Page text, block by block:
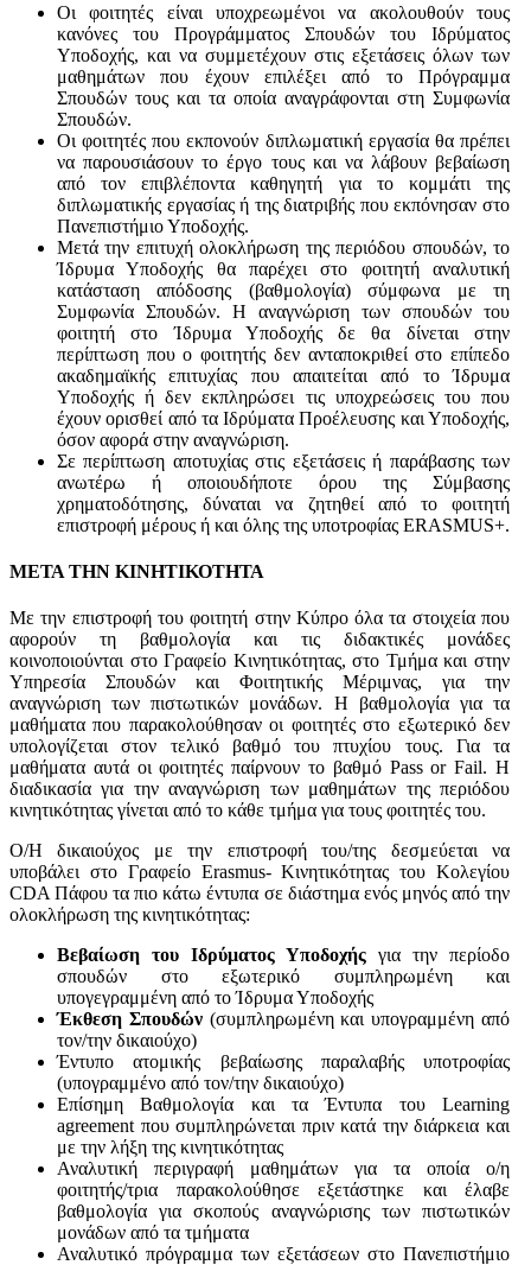
Οι φοιτητές είναι υποχρεωμένοι να ακολουθούν τους
κανόνες του Προγράμματος Σπουδών του Ιδρύματος
Υποδοχής, και να συμμετέχουν στις εξετάσεις όλων των
μαθημάτων που έχουν επιλέξει από το Πρόγραμμα
Σπουδών τους και τα οποία αναγράφονται στη Συμφωνία
Σπουδών.
Οι φοιτητές που εκπονούν διπλωματική εργασία θα πρέπει
να παρουσιάσουν το έργο τους και να λάβουν βεβαίωση
από τον επιβλέποντα καθηγητή για το κομμάτι της
διπλωματικής εργασίας ή της διατριβής που εκπόνησαν στο
Πανεπιστήμιο Υποδοχής.
Μετά την επιτυχή ολοκλήρωση της περιόδου σπουδών, το
Ίδρυμα Υποδοχής θα παρέχει στο φοιτητή αναλυτική
κατάσταση απόδοσης (βαθμολογία) σύμφωνα με τη
Συμφωνία Σπουδών. Η αναγνώριση των σπουδών του
φοιτητή στο Ίδρυμα Υποδοχής δε θα δίνεται στην
περίπτωση που ο φοιτητής δεν ανταποκριθεί στο επίπεδο
ακαδημαϊκής επιτυχίας που απαιτείται από το Ίδρυμα
Υποδοχής ή δεν εκπληρώσει τις υποχρεώσεις του που
έχουν ορισθεί από τα Ιδρύματα Προέλευσης και Υποδοχής,
όσον αφορά στην αναγνώριση.
Σε περίπτωση αποτυχίας στις εξετάσεις ή παράβασης των
ανωτέρω ή οποιουδήποτε όρου της Σύμβασης
χρηματοδότησης, δύναται να ζητηθεί από το φοιτητή
επιστροφή μέρους ή και όλης της υποτροφίας ERASMUS+.
ΜΕΤΑ ΤΗΝ ΚΙΝΗΤΙΚΟΤΗΤΑ
Με την επιστροφή του φοιτητή στην Κύπρο όλα τα στοιχεία που
αφορούν τη βαθμολογία και τις διδακτικές μονάδες
κοινοποιούνται στο Γραφείο Κινητικότητας, στο Τμήμα και στην
Υπηρεσία Σπουδών και Φοιτητικής Μέριμνας, για την
αναγνώριση των πιστωτικών μονάδων. Η βαθμολογία για τα
μαθήματα που παρακολούθησαν οι φοιτητές στο εξωτερικό δεν
υπολογίζεται στον τελικό βαθμό του πτυχίου τους. Για τα
μαθήματα αυτά οι φοιτητές παίρνουν το βαθμό Pass or Fail. Η
διαδικασία για την αναγνώριση των μαθημάτων της περιόδου
κινητικότητας γίνεται από το κάθε τμήμα για τους φοιτητές του.
Ο/Η δικαιούχος με την επιστροφή του/της δεσμεύεται να
υποβάλει στο Γραφείο Erasmus- Κινητικότητας του Κολεγίου
CDA Πάφου τα πιο κάτω έντυπα σε διάστημα ενός μηνός από την
ολοκλήρωση της κινητικότητας:
Βεβαίωση του Ιδρύματος Υποδοχής για την περίοδο
σπουδών στο εξωτερικό συμπληρωμένη και
υπογεγραμμένη από το Ίδρυμα Υποδοχής
Έκθεση Σπουδών(συμπληρωμένη και υπογραμμένη από
τον/την δικαιούχο)
Έντυπο ατομικής βεβαίωσης παραλαβής υποτροφίας
(υπογραμμένο από τον/την δικαιούχο)
Επίσημη Βαθμολογία και τα Έντυπα του Learning
agreement που συμπληρώνεται πριν κατά την διάρκεια και
με την λήξη της κινητικότητας
Αναλυτική περιγραφή μαθημάτων για τα οποία ο/η
φοιτητής/τρια παρακολούθησε εξετάστηκε και έλαβε
βαθμολογία για σκοπούς αναγνώρισης των πιστωτικών
μονάδων από τα τμήματα
Αναλυτικό πρόγραμμα των εξετάσεων στο Πανεπιστήμιο